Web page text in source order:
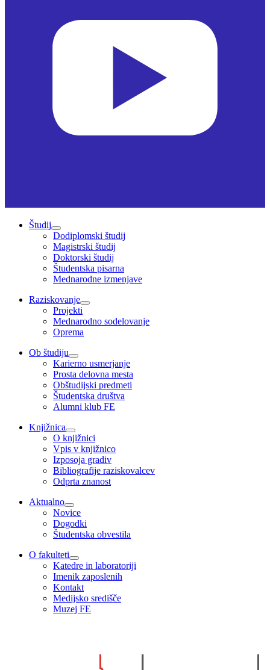
Študij
Dodiplomski študij
Magistrski študij
Doktorski študij
Študentska pisarna
Mednarodne izmenjave
Raziskovanje
Projekti
Mednarodno sodelovanje
Oprema
Ob študiju
Karierno usmerjanje
Prosta delovna mesta
Obštudijski predmeti
Študentska društva
Alumni klub FE
Knjižnica
O knjižnici
Vpis v knjižnico
Izposoja gradiv
Bibliografije raziskovalcev
Odprta znanost
Aktualno
Novice
Dogodki
Študentska obvestila
O fakulteti
Katedre in laboratoriji
Imenik zaposlenih
Kontakt
Medijsko središče
Muzej FE